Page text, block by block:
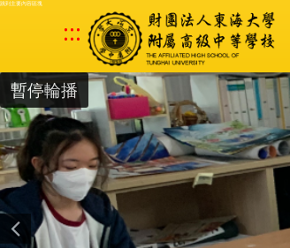
跳到主要內容區塊
:::
暫停輪播